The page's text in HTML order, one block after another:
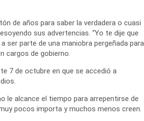
de años para saber la verdadera o cuasi
sus advertencias. “Yo te dije que
ser parte de una maniobra pergeñada para
cargos de gobierno.
7 de octubre en que se accedió a
le alcance el tiempo para arrepentirse de
pocos importa y muchos menos creen.